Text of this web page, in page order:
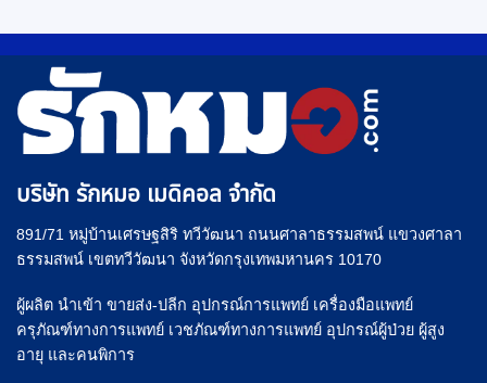
บริษัท รักหมอ เมดิคอล จำกัด
891/71 หมู่บ้านเศรษฐสิริ ทวีวัฒนา ถนนศาลาธรรมสพน์ แขวงศาลา
ธรรมสพน์ เขตทวีวัฒนา จังหวัดกรุงเทพมหานคร 10170
ผู้ผลิต นำเข้า ขายส่ง-ปลีก อุปกรณ์การแพทย์ เครื่องมือแพทย์
ครุภัณฑ์ทางการแพทย์ เวชภัณฑ์ทางการแพทย์ อุปกรณ์ผู้ป่วย ผู้สูง
อายุ และคนพิการ